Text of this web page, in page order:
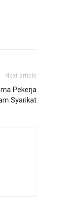
Next article
Pekerja
Syarikat